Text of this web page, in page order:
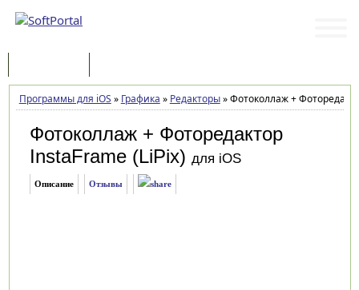
Программы для iOS » Графика » Редакторы»Фотоколлаж +
Фотоколлаж + Фоторедактор
InstaFrame (LiPix) для iOS
Описание Отзывы